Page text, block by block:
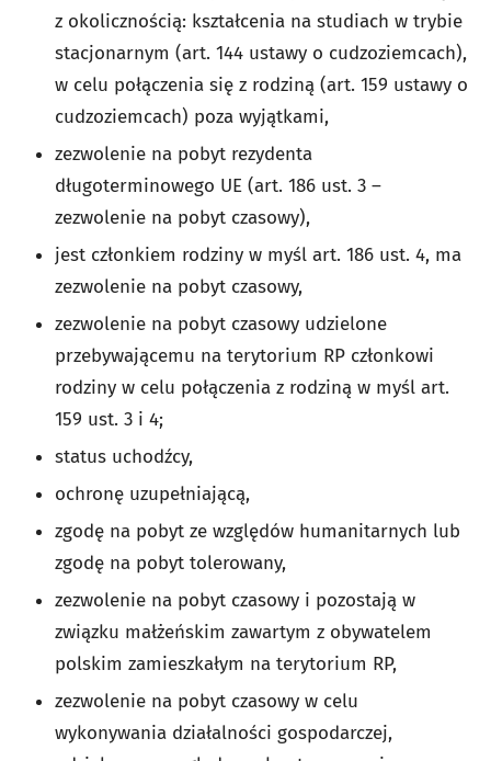
z okolicznością: kształcenia na studiach w trybie
stacjonarnym (art. 144 ustawy o cudzoziemcach),
w celu połączenia się z rodziną (art. 159 ustawy o
cudzoziemcach) poza wyjątkami,
zezwolenie na pobyt rezydenta
długoterminowego UE (art. 186 ust. 3 –
zezwolenie na pobyt czasowy),
jest członkiem rodziny w myśl art. 186 ust. 4, ma
zezwolenie na pobyt czasowy,
zezwolenie na pobyt czasowy udzielone
przebywającemu na terytorium RP członkowi
rodziny w celu połączenia z rodziną w myśl art.
159 ust. 3 i 4;
status uchodźcy,
ochronę uzupełniającą,
zgodę na pobyt ze względów humanitarnych lub
zgodę na pobyt tolerowany,
zezwolenie na pobyt czasowy i pozostają w
związku małżeńskim zawartym z obywatelem
polskim zamieszkałym na terytorium RP,
zezwolenie na pobyt czasowy w celu
wykonywania działalności gospodarczej,